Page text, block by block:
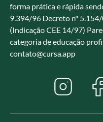
forma prática e rápida
9.394/96 Decreto nº
(Indicação CEE 14/97)
categoria de educação
contato@cursa.app